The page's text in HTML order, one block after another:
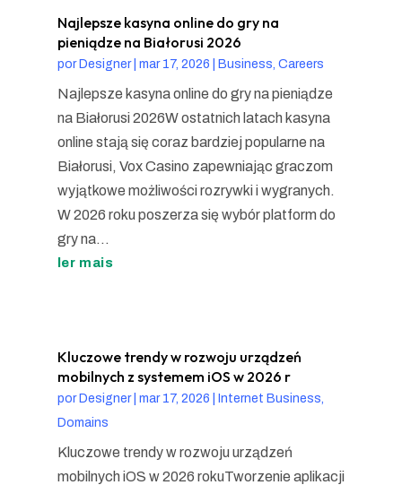
Najlepsze kasyna online do gry na
pieniądze na Białorusi 2026
por Designer| mar 17, 2026 Business, Careers
Najlepsze kasyna online do gry na pieniądze
na Białorusi 2026W ostatnich latach kasyna
online stają się coraz bardziej popularne na
Białorusi, Vox Casino zapewniając graczom
wyjątkowe możliwości rozrywki i wygranych.
W 2026 roku poszerza się wybór platform do
gry na...
ler mais
Kluczowe trendy w rozwoju urządzeń
mobilnych z systemem iOS w 2026 r
porDesigner| mar 17, 2026
Internet Business,
Domains
Kluczowe trendy w rozwoju urządzeń
mobilnych iOS w 2026 rokuTworzenie aplikacji